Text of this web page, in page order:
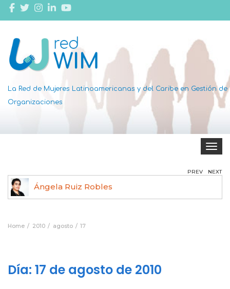
La Red de Mujeres Latinoamericanas y del Caribe en Gestión de
Organizaciones
Toggle
Ángela Ruiz Robles
PREV NEXT
Home 2010 agosto 17
Día: 17 de agosto de 2010